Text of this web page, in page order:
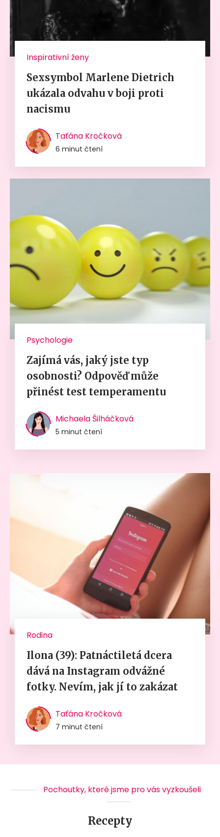
Inspirativní ženy
Sexsymbol Marlene Dietrich
ukázala odvahu v boji proti
nacismu
Taťána Kročková
6 minut čtení
Psychologie
Zajímá vás, jaký jste typ
osobnosti? Odpověď může
přinést test temperamentu
Michaela Šilháčková
5 minut čtení
Rodina
Ilona (39): Patnáctiletá dcera
dává na Instagram odvážné
fotky. Nevím, jak jí to zakázat
Taťána Kročková
7 minut čtení
Pochoutky, které jsme pro vás vyzkoušeli
Recepty